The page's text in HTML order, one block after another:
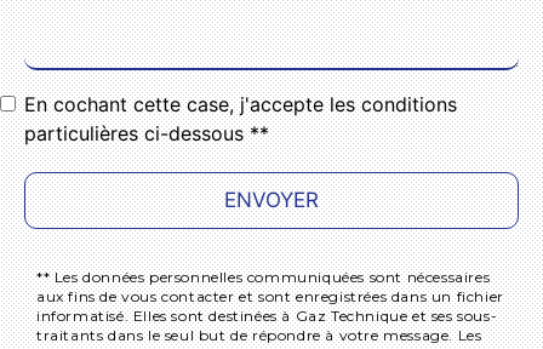
En cochant cette case, j'accepte les conditions
particulières ci-dessous **
ENVOYER
** Les données personnelles communiquées sont nécessaires
aux fins de vous contacter et sont enregistrées dans un fichier
informatisé. Elles sont destinées à Gaz Technique et ses sous-
traitants dans le seul but de répondre à votre message. Les